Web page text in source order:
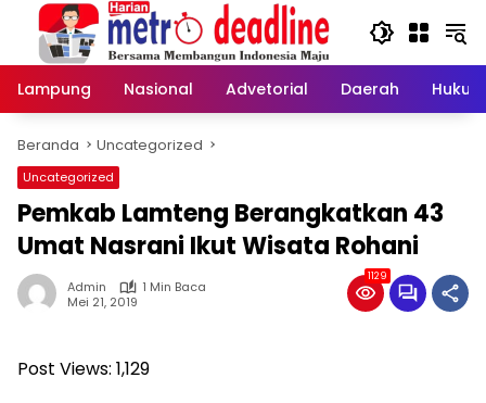
Langsung
konten
Lampung
Nasional Advetorial Daerah Hukum
Beranda Uncategorized
Uncategorized
Pemkab Lamteng Berangkatkan 43
Umat Nasrani Ikut Wisata Rohani
Admin
1 Min Baca
Mei 21, 2019
1129
Post Views: 1,129